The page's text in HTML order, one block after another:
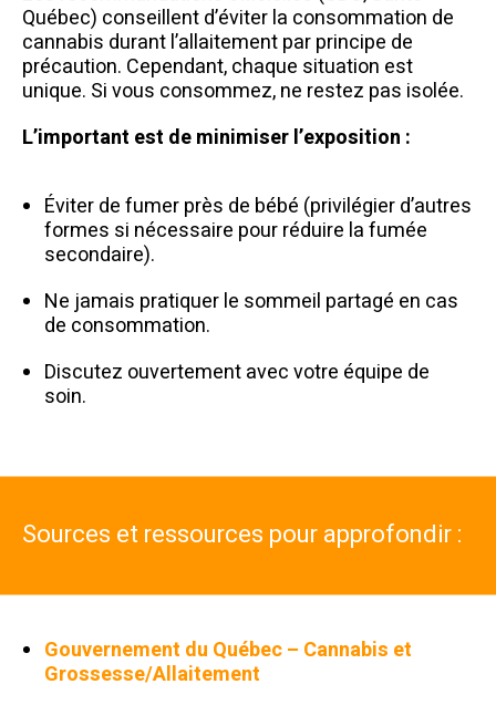
Québec) conseillent d’éviter la consommation de
cannabis durant l’allaitement par principe de
précaution. Cependant, chaque situation est
unique. Si vous consommez, ne restez pas isolée.
L’important est de minimiser l’exposition :
Éviter de fumer près de bébé (privilégier d’autres
formes si nécessaire pour réduire la fumée
secondaire).
Ne jamais pratiquer le sommeil partagé en cas
de consommation.
Discutez ouvertement avec votre équipe de
soin.
Sources et ressources pour approfondir :
Gouvernement du Québec – Cannabis et
Grossesse/Allaitement